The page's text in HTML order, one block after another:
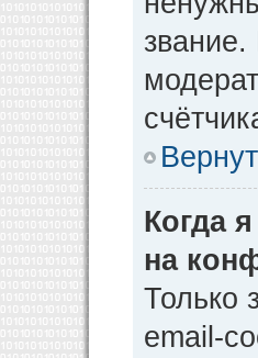
Когда
на
Только
email-